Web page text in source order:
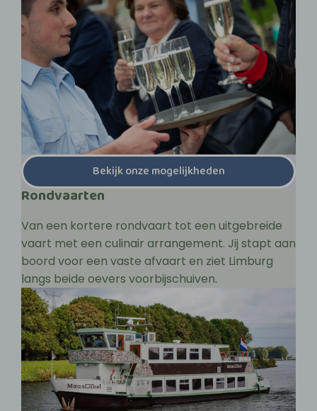
Bekijk onze mogelijkheden
Rondvaarten
Van een kortere rondvaart tot een uitgebreide
vaart met een culinair arrangement. Jij stapt aan
boord voor een vaste afvaart en ziet Limburg
langs beide oevers voorbijschuiven.